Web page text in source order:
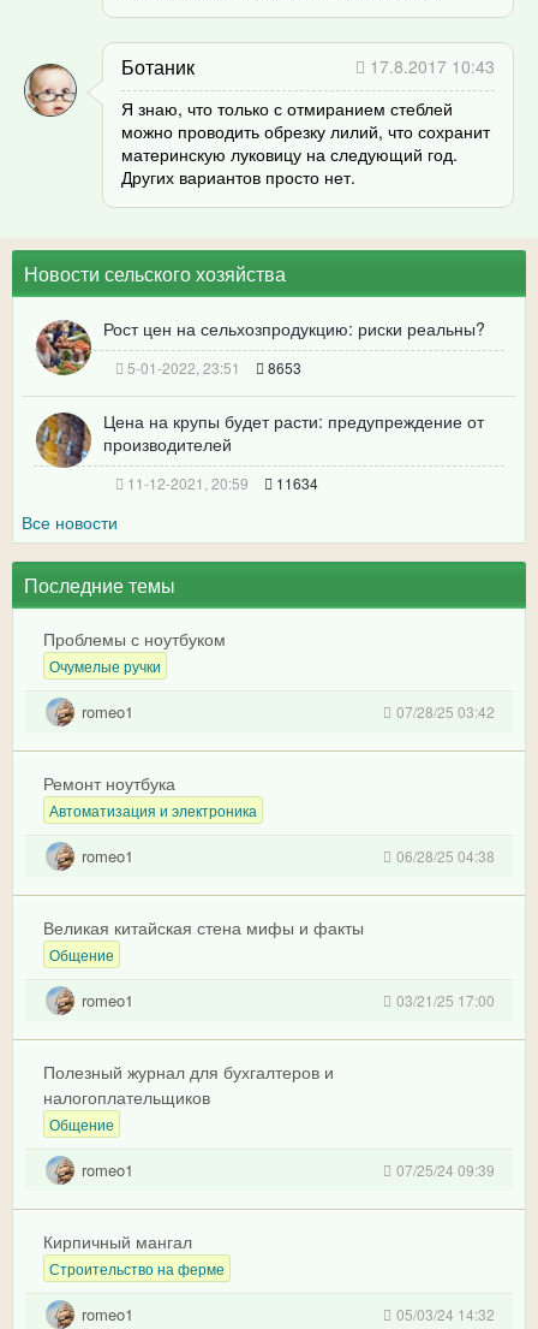
Ботаник
17.8.2017 10:43
Я знаю, что только с отмиранием стеблей
можно проводить обрезку лилий, что сохранит
материнскую луковицу на следующий год.
Других вариантов просто нет.
Новости сельского хозяйства
Рост цен на сельхозпродукцию: риски реальны?
5-01-2022, 23:51 8653
Цена на крупы будет расти: предупреждение от
производителей
11-12-2021, 20:59 11634
Все новости
Последние темы
Проблемы с ноутбуком
Очумелые ручки
romeo1 07/28/25 03:42
Ремонт ноутбука
Автоматизация и электроника
romeo1 06/28/25 04:38
Великая китайская стена мифы и факты
Общение
romeo1 03/21/25 17:00
Полезный журнал для бухгалтеров и
налогоплательщиков
Общение
romeo1 07/25/24 09:39
Кирпичный мангал
Строительство на ферме
romeo1 05/03/24 14:32